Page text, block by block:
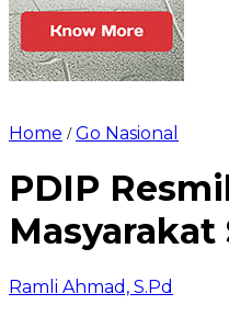
Home /Go Nasional
PDIP
Ramli Ahmad, S.Pd